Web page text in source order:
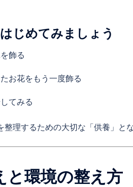
じめてみましょう
飾る
お花をもう一度飾る
てみる
整理するための大切な「供養」と
と環境の整え方